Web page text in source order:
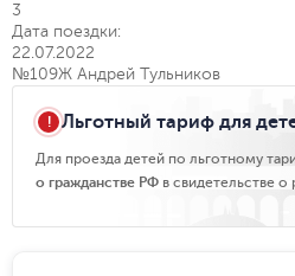
3
Дата поездки:
22.07.2022
№109Ж Андрей Тульников
Льготный тариф для
Для проезда детей по льготному
о гражданстве РФ в свидетельстве